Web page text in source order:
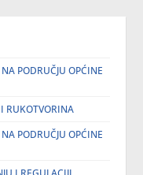
PODRUČJU OPĆINE
RUKOTVORINA
PODRUČJU OPĆINE